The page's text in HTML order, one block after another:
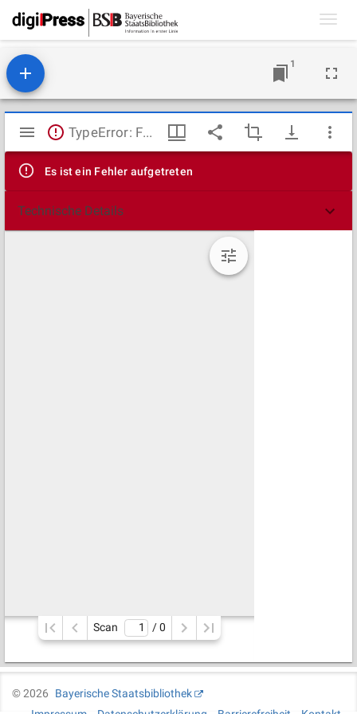
1
Mirador
Viewer
TypeError: Failed to fetch
Es ist ein Fehler aufgetreten
Technische Details
Scan / 0
©2026
Bayerische Staatsbibliothek